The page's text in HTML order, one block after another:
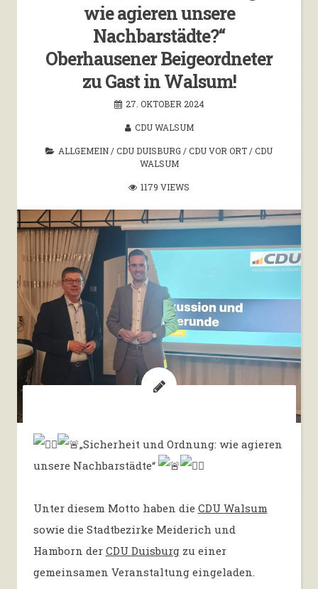
wie agieren unsere
Nachbarstädte?“
Oberhausener Beigeordneter
zu Gast in Walsum!
27. OKTOBER 2024
CDU WALSUM
ALLGEMEIN/CDU DUISBURG /CDU VOR ORT/CDU
WALSUM
1179 VIEWS
„Sicherheit und Ordnung: wie agieren
unsere Nachbarstädte“
Unter diesem Motto haben die CDU Walsum
sowie die Stadtbezirke Meiderich und
Hamborn der CDU Duisburgzu einer
gemeinsamen Veranstaltung eingeladen.